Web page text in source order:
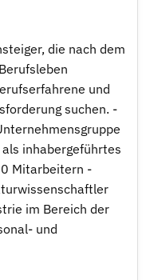
die nach dem
und
suchen. -
inhabergeführtes
Mitarbeitern -
im Bereich der
und